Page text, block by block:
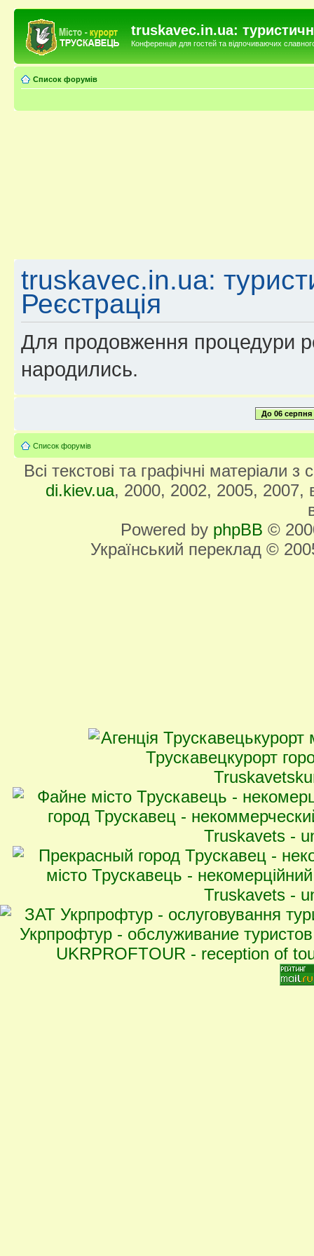
truskavec.in.ua:
Конференція для гостей та відпочиваючих
Список форумів
truskavec.in.ua:
Реєстрація
Для продовження процедури
народились.
До 06 серпня
Список форумів
Всі текстові та графічні матеріали
di.kiev.ua, 2000, 2002, 2005, 2007,
Powered by phpBB ©
Український переклад ©